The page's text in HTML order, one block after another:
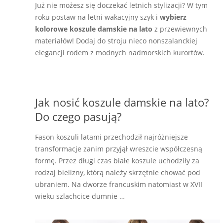
Już nie możesz się doczekać letnich stylizacji? W tym
roku postaw na letni wakacyjny szyk i wybierz
kolorowe koszule damskie na lato z przewiewnych
materiałów! Dodaj do stroju nieco nonszalanckiej
elegancji rodem z modnych nadmorskich kurortów.
Jak nosić koszule damskie na lato?
Do czego pasują?
Fason koszuli latami przechodził najróżniejsze
transformacje zanim przyjął wreszcie współczesną
formę. Przez długi czas białe koszule uchodziły za
rodzaj bielizny, którą należy skrzętnie chować pod
ubraniem. Na dworze francuskim natomiast w XVII
wieku szlachcice dumnie …